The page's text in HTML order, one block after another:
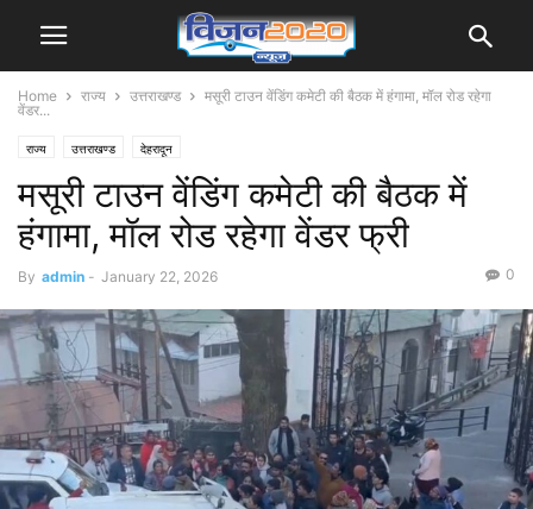
Home राज्य उत्तराखण्ड
मसूरी टाउन वेंडिंग कमेटी की बैठक में हंगामा, मॉल रोड रहेगा
वेंडर...
राज्य उत्तराखण्ड देहरादून
मसूरी टाउन वेंडिंग कमेटी की बैठक में
हंगामा, मॉल रोड रहेगा वेंडर फ्री
By admin - January 22, 2026 0